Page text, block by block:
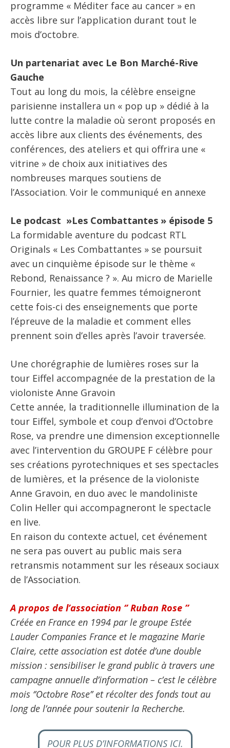
programme « Méditer face au cancer » en
accès libre sur l’application durant tout le
mois d’octobre.
Un partenariat avec Le Bon Marché-Rive
Gauche
Tout au long du mois, la célèbre enseigne
parisienne installera un « pop up » dédié à la
lutte contre la maladie où seront proposés en
accès libre aux clients des événements, des
conférences, des ateliers et qui offrira une «
vitrine » de choix aux initiatives des
nombreuses marques soutiens de
l’Association. Voir le communiqué en annexe
Le podcast »Les Combattantes » épisode 5
La formidable aventure du podcast RTL
Originals « Les Combattantes » se poursuit
avec un cinquième épisode sur le thème «
Rebond, Renaissance ? ». Au micro de Marielle
Fournier, les quatre femmes témoigneront
cette fois-ci des enseignements que porte
l’épreuve de la maladie et comment elles
prennent soin d’elles après l’avoir traversée.
Une chorégraphie de lumières roses sur la
tour Eiffel accompagnée de la prestation de la
violoniste Anne Gravoin
Cette année, la traditionnelle illumination de la
tour Eiffel, symbole et coup d’envoi d’Octobre
Rose, va prendre une dimension exceptionnelle
avec l’intervention du GROUPE F célèbre pour
ses créations pyrotechniques et ses spectacles
de lumières, et la présence de la violoniste
Anne Gravoin, en duo avec le mandoliniste
Colin Heller qui accompagneront le spectacle
en live.
En raison du contexte actuel, cet événement
ne sera pas ouvert au public mais sera
retransmis notamment sur les réseaux sociaux
de l’Association.
A propos de l’association ‘’ Ruban Rose ’’
Créée en France en 1994 par le groupe Estée
Lauder Companies France et le magazine Marie
Claire, cette association est dotée d’une double
mission : sensibiliser le grand public à travers une
campagne annuelle d’information – c’est le célèbre
mois ‘’Octobre Rose’’ et récolter des fonds tout au
long de l’année pour soutenir la Recherche.
POUR PLUS D’INFORMATIONS ICI.